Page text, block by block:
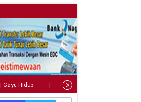
| Gaya Hidup | Teknologi